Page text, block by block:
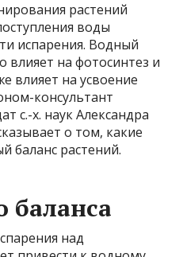
растений
воды
испарения. Водный
влияет на фотосинтез и
влияет на усвоение
консультант
с.-х. наук Александра
о том, какие
баланс растений.
баланса
над